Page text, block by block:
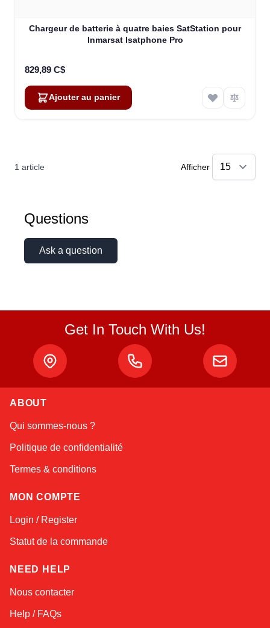
Chargeur de batterie à quatre baies SatStation pour
Inmarsat Isatphone Pro
829,89 C$
Ajouter au panier
1 article Afficher
Questions
Ask a question
Get In Touch With Us!
ABOUT
Qui sommes-nous ?
Politique de confidentialité
Termes & conditions
MON COMPTE
Login / Register
Statut de la commande
NEED HELP
Nous contacter
Help / FAQs